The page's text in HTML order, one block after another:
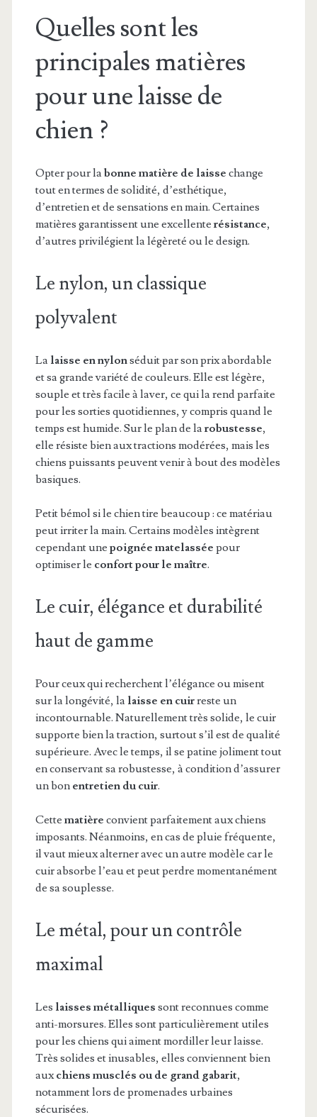
Quelles sont les
principales matières
pour une laisse de
chien ?
Opter pour labonne matière de laisse change
tout en termes de solidité, d’esthétique,
d’entretien et de sensations en main. Certaines
matières garantissent une excellente résistance,
d’autres privilégient la légèreté ou le design.
Le nylon, un classique
polyvalent
La laisse en nylonséduit par son prix abordable
et sa grande variété de couleurs. Elle est légère,
souple et très facile à laver, ce qui la rend parfaite
pour les sorties quotidiennes, y compris quand le
temps est humide. Sur le plan de larobustesse,
elle résiste bien aux tractions modérées, mais les
chiens puissants peuvent venir à bout des modèles
basiques.
Petit bémol si le chien tire beaucoup : ce matériau
peut irriter la main. Certains modèles intègrent
cependant une poignée matelassée pour
optimiser le confort pour le maître.
Le cuir, élégance et durabilité
haut de gamme
Pour ceux qui recherchent l’élégance ou misent
sur la longévité, la laisse en cuirreste un
incontournable. Naturellement très solide, le cuir
supporte bien la traction, surtout s’il est de qualité
supérieure. Avec le temps, il se patine joliment tout
en conservant sa robustesse, à condition d’assurer
un bon entretien du cuir.
Cette matière convient parfaitement aux chiens
imposants. Néanmoins, en cas de pluie fréquente,
il vaut mieux alterner avec un autre modèle car le
cuir absorbe l’eau et peut perdre momentanément
de sa souplesse.
Le métal, pour un contrôle
maximal
Les laisses métalliques sont reconnues comme
anti-morsures. Elles sont particulièrement utiles
pour les chiens qui aiment mordiller leur laisse.
Très solides et inusables, elles conviennent bien
auxchiens musclés ou de grand gabarit,
notamment lors de promenades urbaines
sécurisées.